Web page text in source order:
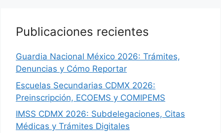
Publicaciones recientes
Guardia Nacional México 2026: Trámites,
Denuncias y Cómo Reportar
Escuelas Secundarias CDMX 2026:
Preinscripción, ECOEMS y COMIPEMS
IMSS CDMX 2026: Subdelegaciones, Citas
Médicas y Trámites Digitales